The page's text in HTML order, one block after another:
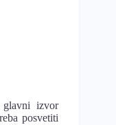
glavni izvor
posvetiti